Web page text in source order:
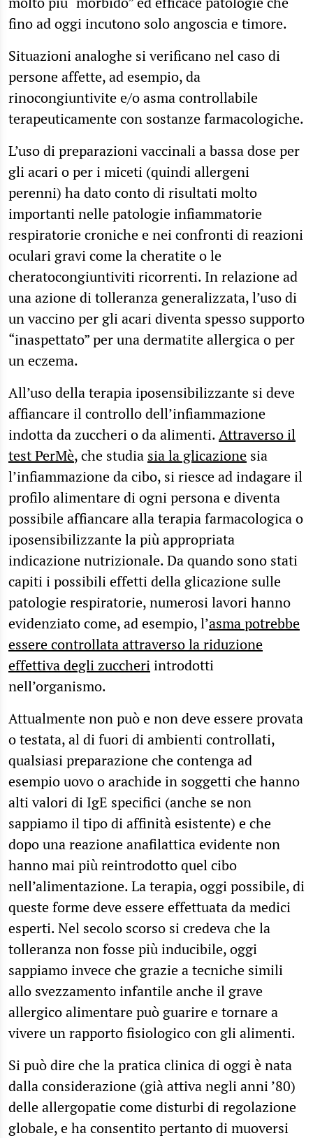
fino ad oggi incutono solo angoscia e timore.
Situazioni analoghe si verificano nel caso di
persone affette, ad esempio, da
rinocongiuntivite e/o asma controllabile
terapeuticamente con sostanze farmacologiche.
L’uso di preparazioni vaccinali a bassa dose per
gli acari o per i miceti (quindi allergeni
perenni) ha dato conto di risultati molto
importanti nelle patologie infiammatorie
respiratorie croniche e nei confronti di reazioni
oculari gravi come la cheratite o le
cheratocongiuntiviti ricorrenti. In relazione ad
una azione di tolleranza generalizzata, l’uso di
un vaccino per gli acari diventa spesso supporto
“inaspettato” per una dermatite allergica o per
un eczema.
All’uso della terapia iposensibilizzante si deve
affiancare il controllo dell’infiammazione
indotta da zuccheri o da alimenti.Attraverso il
test PerMè, che studia sia la glicazione sia
l’infiammazione da cibo, si riesce ad indagare il
profilo alimentare di ogni persona e diventa
possibile affiancare alla terapia farmacologica o
iposensibilizzante la più appropriata
indicazione nutrizionale. Da quando sono stati
capiti i possibili effetti della glicazione sulle
patologie respiratorie, numerosi lavori hanno
evidenziato come, ad esempio, l’asma potrebbe
essere controllata attraverso la riduzione
effettiva degli zuccheriintrodotti
nell’organismo.
Attualmente non può e non deve essere provata
o testata, al di fuori di ambienti controllati,
qualsiasi preparazione che contenga ad
esempio uovo o arachide in soggetti che hanno
alti valori di IgE specifici (anche se non
sappiamo il tipo di affinità esistente) e che
dopo una reazione anafilattica evidente non
hanno mai più reintrodotto quel cibo
nell’alimentazione. La terapia, oggi possibile, di
queste forme deve essere effettuata da medici
esperti. Nel secolo scorso si credeva che la
tolleranza non fosse più inducibile, oggi
sappiamo invece che grazie a tecniche simili
allo svezzamento infantile anche il grave
allergico alimentare può guarire e tornare a
vivere un rapporto fisiologico con gli alimenti.
Si può dire che la pratica clinica di oggi è nata
dalla considerazione (già attiva negli anni ’80)
delle allergopatie come disturbi di regolazione
globale, e ha consentito pertanto di muoversi